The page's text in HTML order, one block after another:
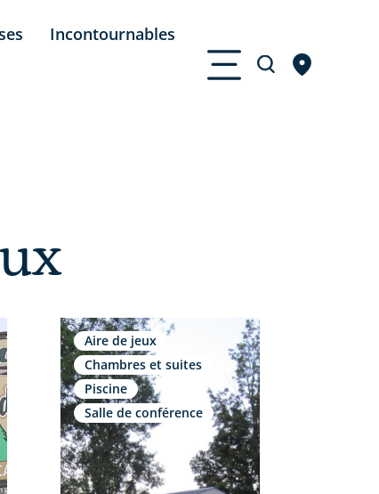
Incontournables
Aire de jeux
Chambres et suites
Piscine
Salle de conférence